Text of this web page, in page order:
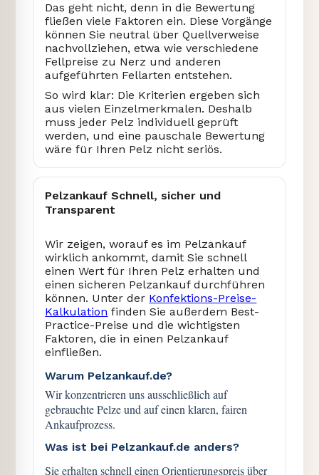
Das geht nicht, denn in die Bewertung
fließen viele Faktoren ein. Diese Vorgänge
können Sie neutral über Quellverweise
nachvollziehen, etwa wie verschiedene
Fellpreise zu Nerz und anderen
aufgeführten Fellarten entstehen.
So wird klar: Die Kriterien ergeben sich
aus vielen Einzelmerkmalen. Deshalb
muss jeder Pelz individuell geprüft
werden, und eine pauschale Bewertung
wäre für Ihren Pelz nicht seriös.
Pelzankauf Schnell, sicher und
Transparent
Wir zeigen, worauf es im Pelzankauf
wirklich ankommt, damit Sie schnell
einen Wert für Ihren Pelz erhalten und
einen sicheren Pelzankauf durchführen
können. Unter der Konfektions-Preise-
Kalkulation finden Sie außerdem Best-
Practice-Preise und die wichtigsten
Faktoren, die in einen Pelzankauf
einfließen.
Warum Pelzankauf.de?
Wir konzentrieren uns ausschließlich auf
gebrauchte Pelze und auf einen klaren, fairen
Ankaufprozess.
Was ist bei Pelzankauf.de anders?
Sie erhalten schnell einen Orientierungspreis über